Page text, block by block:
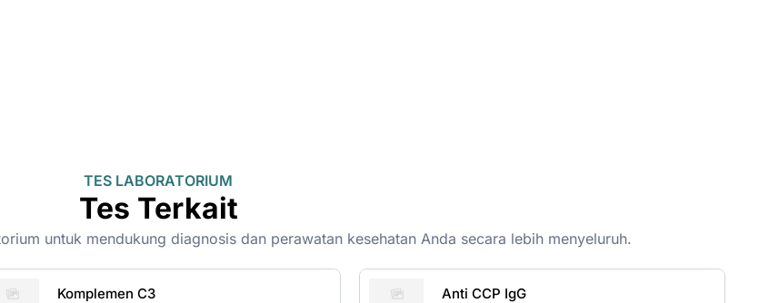
TES LABORATORIUM
Tes Terkait
untuk mendukung diagnosis dan perawatan kesehatan Anda secara lebih menyeluruh.
Komplemen C3 Anti CCP IgG